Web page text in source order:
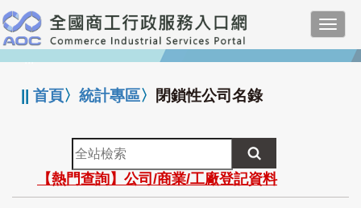
跳
到
主
要
:::
||首頁〉統計專區〉 閉鎖性公司名錄
全
站
檢
索
【熱門查詢】公司/商業/工廠登記資料